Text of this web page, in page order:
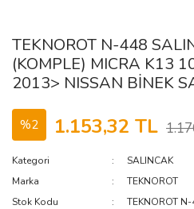
TEKNOROT N-448
(KOMPLE) MICRA K13
2013> NISSAN BİNEK
%2 1.153,32 TL
Kategori
SALINCAK
Marka
TEKNOROT
Stok Kodu
TEKNOROT